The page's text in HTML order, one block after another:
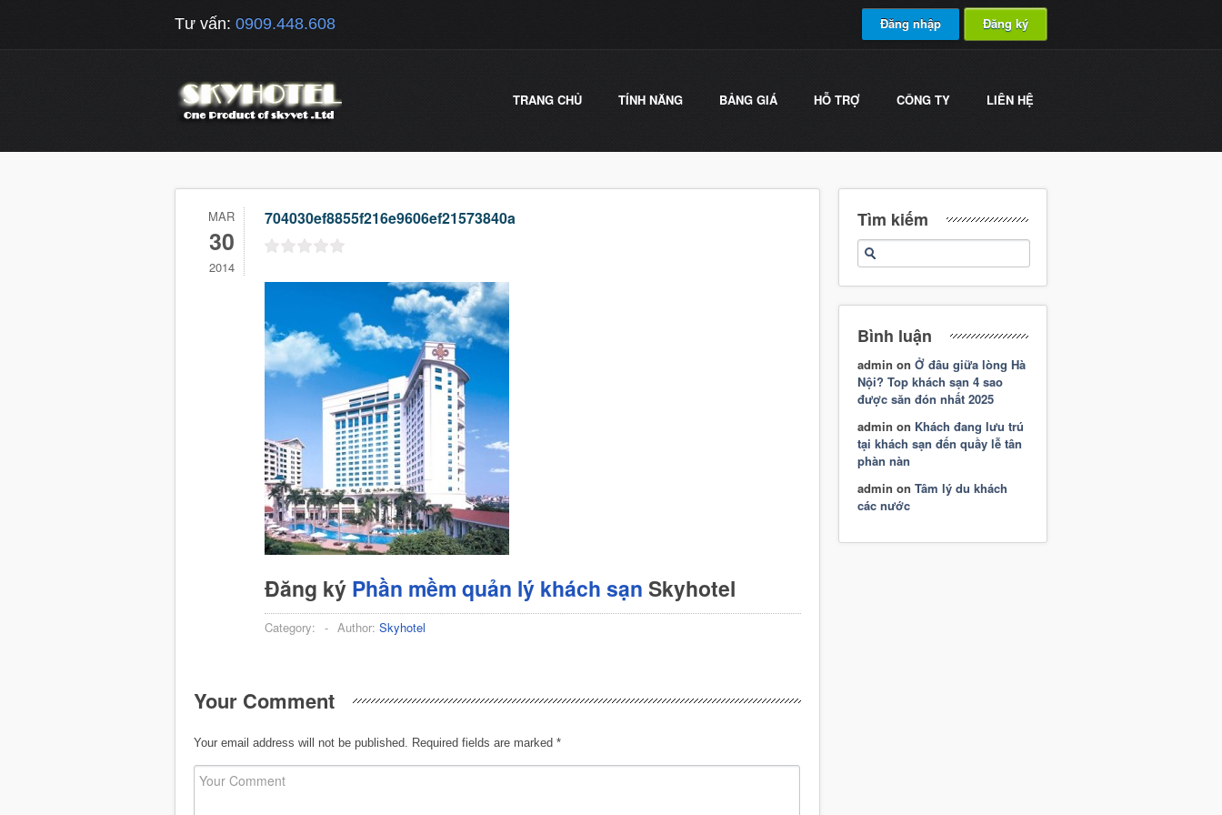
Tư vấn: 0909.448.608 Đăng nhập Đăng ký
TRANG CHỦ TÍNH NĂNG BẢNG GIÁ HỖ TRỢ CÔNG TY LIÊN HỆ
MAR
30
2014
704030ef8855f216e9606ef21573840a
Đăng ký Phần mềm quản lý khách sạn Skyhotel
Category: - Author: Skyhotel
Your Comment
Your email address will not be published. Required fields are marked *
Tìm kiếm
Bình luận
admin on Ở đâu giữa lòng Hà
Nội? Top khách sạn 4 sao
được săn đón nhất 2025
admin on Khách đang lưu trú
tại khách sạn đến quầy lễ tân
phàn nàn
admin on Tâm lý du khách
các nước